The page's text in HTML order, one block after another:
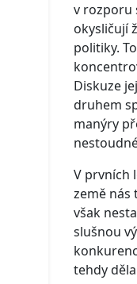
v rozporu
okysličují
politiky.
Diskuze
druhem
manýry
V prvních
země nás
však
slušnou
tehdy